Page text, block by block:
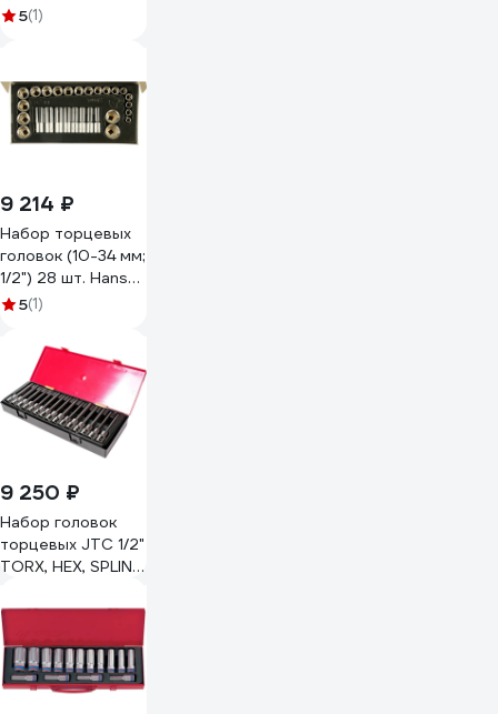
5(1)
9 214 ₽
Набор торцевых
головок (10-34 мм;
1/2") 28 шт. Hans
TT-2H
5(1)
9 250 ₽
Набор головок
торцевых JTC 1/2"
TORX, HEX, SPLINE
предметов -K4152
687602